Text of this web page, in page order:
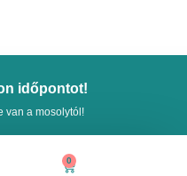
időpontot!
van a mosolytól!
0